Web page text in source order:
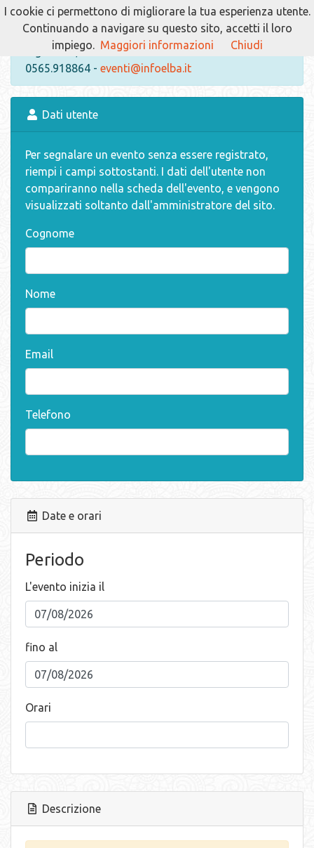
Sei un utente registrato? Accedi all'area riservata
Se invece vuoi essere abilitato come utente
registrato, contatta l'amministratore:
Franco-
0565.918864 - eventi@infoelba.it
Dati utente
Per segnalare un evento senza essere registrato,
riempi i campi sottostanti. I dati dell'utente non
compariranno nella scheda dell'evento, e vengono
visualizzati soltanto dall'amministratore del sito.
Cognome
Nome
Email
Telefono
Date e orari
Periodo
L'evento inizia il
fino al
Orari
Descrizione
I cookie ci permettono di migliorare la tua esperienza utente.
Continuando a navigare su questo sito, accetti il loro
impiego. Maggiori informazioni Chiudi